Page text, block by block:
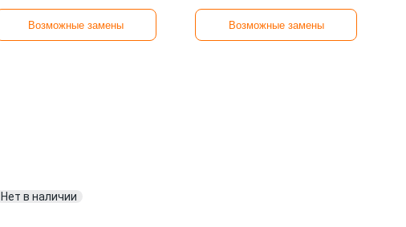
Возможные замены Возможные замены
Нет в наличии